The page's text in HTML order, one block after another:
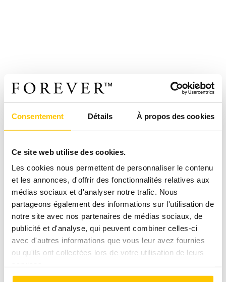
Consentement Détails À propos des cookies
Ce site web utilise des cookies.
Les cookies nous permettent de personnaliser le contenu
et les annonces, d'offrir des fonctionnalités relatives aux
médias sociaux et d'analyser notre trafic. Nous
partageons également des informations sur l'utilisation de
notre site avec nos partenaires de médias sociaux, de
publicité et d'analyse, qui peuvent combiner celles-ci
avec d'autres informations que vous leur avez fournies
ou qu'ils ont collectées lors de votre utilisation de leurs